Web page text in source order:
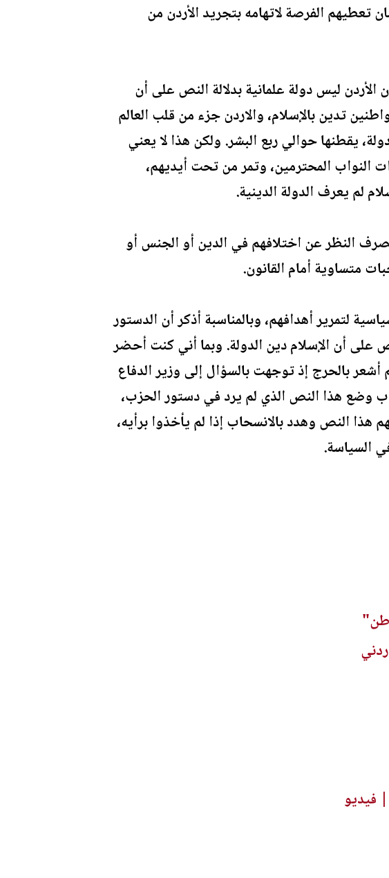
الفرصة لاتهامه بتجريد الأردن من
ليس دولة علمانية بدلالة النص على أن
تدين بالإسلام، والاردن جزء من قلب العالم
وعضو مؤسس في المؤتمر الإسلامي العام الذي يضم نحو 55 دولة، يقطنها حوالي ربع البشر. ولكن هذا لا يعني
النواب المحترمين، وتمر من تحت أيديهم،
لم يعرف الدولة الدينية.
النظر عن اختلافهم في الدين أو الجنس أو
متساوية أمام القانون.
لتمرير أهدافهم، وبالمناسبة أذكر أن الدستور
على أن الإسلام دين الدولة. وبما أني كنت أحضر
بالحرج إذ توجهت بالسؤال إلى وزير الدفاع
وضع هذا النص الذي لم يرد في دستور الحزب،
النص وهدد بالانسحاب إذا لم يأخذوا برأيه،
السياسة.
فيديو